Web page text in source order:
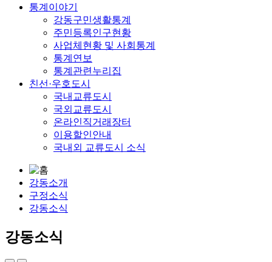
통계이야기
강동구민생활통계
주민등록인구현황
사업체현황 및 사회통계
통계연보
통계관련누리집
친선·우호도시
국내교류도시
국외교류도시
온라인직거래장터
이용할인안내
국내외 교류도시 소식
강동소개
구정소식
강동소식
강동소식